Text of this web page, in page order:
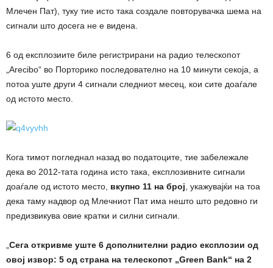
Млечен Пат), туку тие исто така создале повторувачка шема на
сигнали што досега не е видена.
6 од експлозиите биле регистрирани на радио телескопот
„Arecibo“ во Порторико последователно на 10 минути секоја, а
потоа уште други 4 сигнали следниот месец, кои сите доаѓале
од истото место.
Кога тимот погледнал назад во податоците, тие забележале
дека во 2012-тата година исто така, експлозивните сигнали
доаѓале од истото место, вкупно 11 на број , укажувајќи на тоа
дека таму надвор од Млечниот Пат има нешто што редовно ги
предизвикува овие кратки и силни сигнали.
Сега откривме уште 6 дополнителни радио експлозии од
овој извор: 5 од страна на телескопот „Green Bank“ на 2